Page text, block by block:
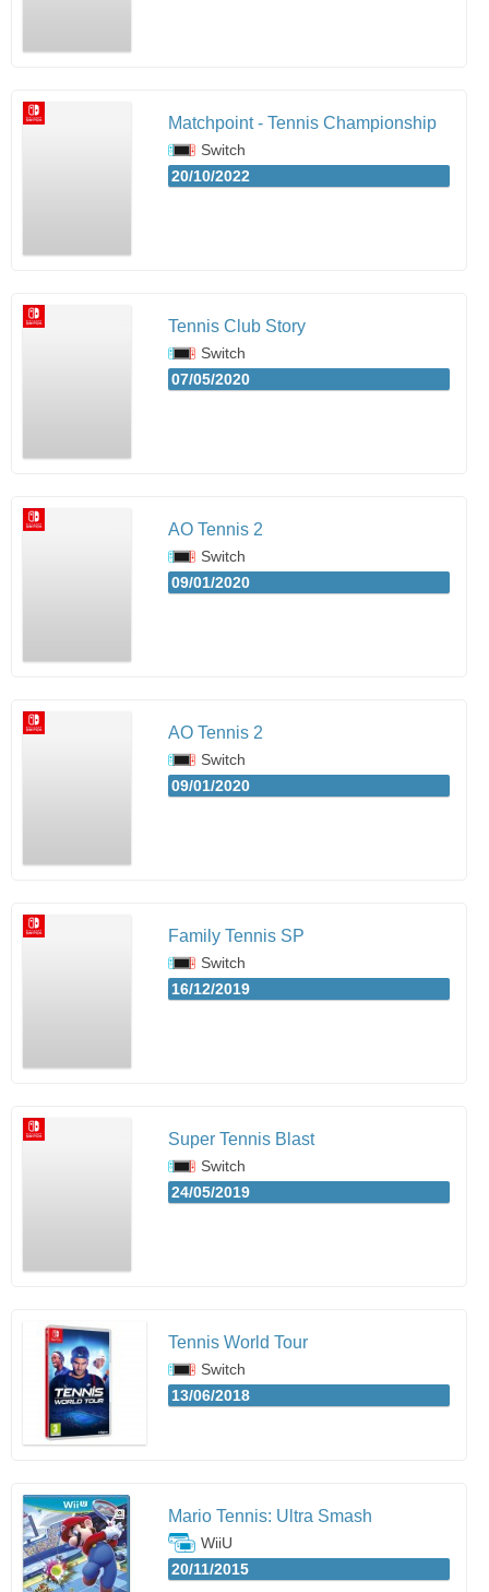
Matchpoint - Tennis Championship
Switch
20/10/2022
Tennis Club Story
Switch
07/05/2020
AO Tennis 2
Switch
09/01/2020
AO Tennis 2
Switch
09/01/2020
Family Tennis SP
Switch
16/12/2019
Super Tennis Blast
Switch
24/05/2019
Tennis World Tour
Switch
13/06/2018
Mario Tennis: Ultra Smash
WiiU
20/11/2015